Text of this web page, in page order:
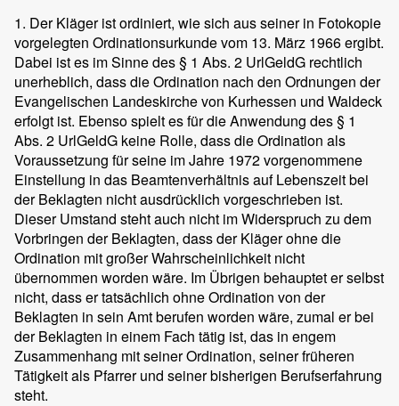
1. Der Kläger ist ordiniert, wie sich aus seiner in Fotokopie
vorgelegten Ordinationsurkunde vom 13. März 1966 ergibt.
Dabei ist es im Sinne des § 1 Abs. 2 UrlGeldG rechtlich
unerheblich, dass die Ordination nach den Ordnungen der
Evangelischen Landeskirche von Kurhessen und Waldeck
erfolgt ist. Ebenso spielt es für die Anwendung des § 1
Abs. 2 UrlGeldG keine Rolle, dass die Ordination als
Voraussetzung für seine im Jahre 1972 vorgenommene
Einstellung in das Beamtenverhältnis auf Lebenszeit bei
der Beklagten nicht ausdrücklich vorgeschrieben ist.
Dieser Umstand steht auch nicht im Widerspruch zu dem
Vorbringen der Beklagten, dass der Kläger ohne die
Ordination mit großer Wahrscheinlichkeit nicht
übernommen worden wäre. Im Übrigen behauptet er selbst
nicht, dass er tatsächlich ohne Ordination von der
Beklagten in sein Amt berufen worden wäre, zumal er bei
der Beklagten in einem Fach tätig ist, das in engem
Zusammenhang mit seiner Ordination, seiner früheren
Tätigkeit als Pfarrer und seiner bisherigen Berufserfahrung
steht.